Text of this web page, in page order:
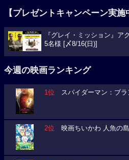
【プレゼントキャンペーン実施
『グレイ・ミッション』ア
5名様 [〆8/16(日)]
今週の映画ランキング
1位 スパイダーマン：ブラ
2位 映画ちいかわ 人魚の